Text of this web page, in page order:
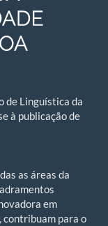
de Linguística da
à publicação de
as áreas da
em
contribuam para o